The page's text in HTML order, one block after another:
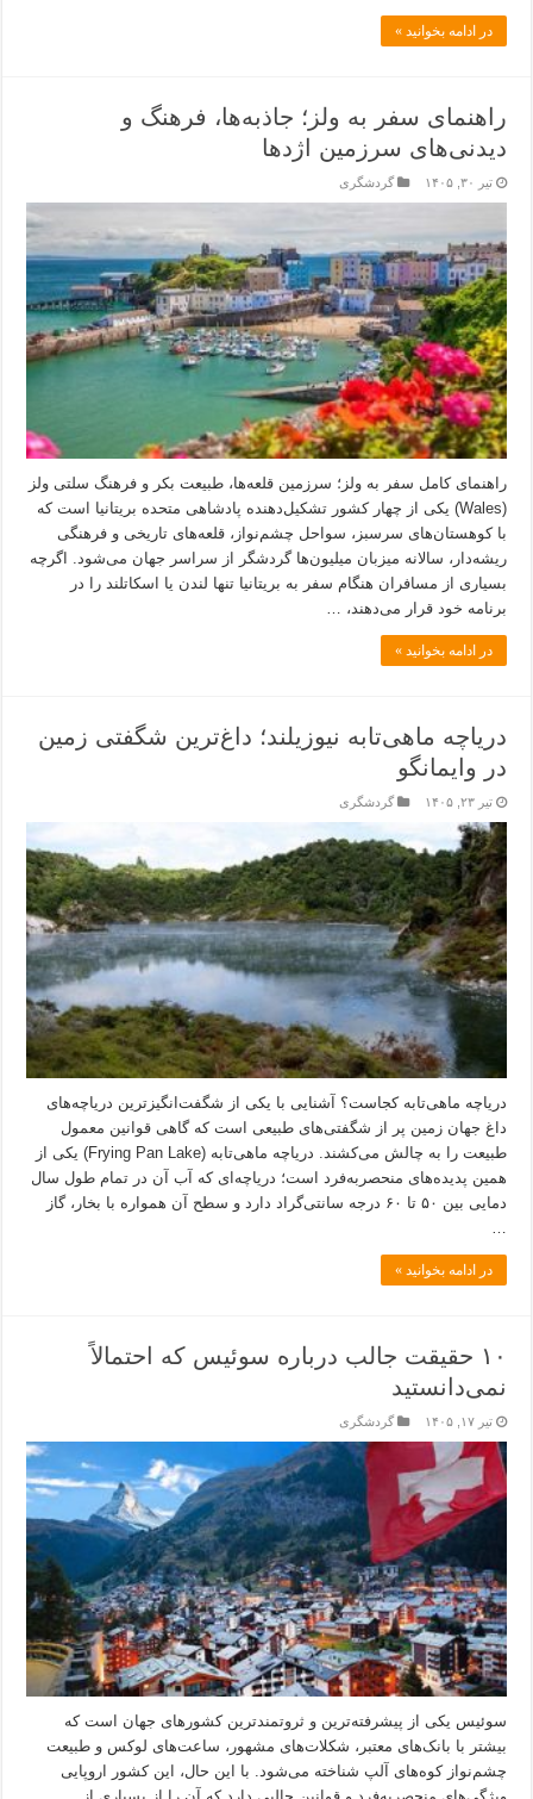
در ادامه بخوانید »
راهنمای سفر به ولز؛ جاذبه‌ها، فرهنگ و
دیدنی‌های سرزمین اژدها
تیر ۳۰, ۱۴۰۵ گردشگری
راهنمای کامل سفر به ولز؛ سرزمین قلعه‌ها، طبیعت بکر و فرهنگ سلتی ولز
(Wales) یکی از چهار کشور تشکیل‌دهنده پادشاهی متحده بریتانیا است که
با کوهستان‌های سرسبز، سواحل چشم‌نواز، قلعه‌های تاریخی و فرهنگی
ریشه‌دار، سالانه میزبان میلیون‌ها گردشگر از سراسر جهان می‌شود. اگرچه
بسیاری از مسافران هنگام سفر به بریتانیا تنها لندن یا اسکاتلند را در
برنامه خود قرار می‌دهند، …
در ادامه بخوانید »
دریاچه ماهی‌تابه نیوزیلند؛ داغ‌ترین شگفتی زمین
در وایمانگو
تیر ۲۳, ۱۴۰۵ گردشگری
دریاچه ماهی‌تابه کجاست؟ آشنایی با یکی از شگفت‌انگیزترین دریاچه‌های
داغ جهان زمین پر از شگفتی‌های طبیعی است که گاهی قوانین معمول
طبیعت را به چالش می‌کشند. دریاچه ماهی‌تابه (Frying Pan Lake) یکی از
همین پدیده‌های منحصربه‌فرد است؛ دریاچه‌ای که آب آن در تمام طول سال
دمایی بین ۵۰ تا ۶۰ درجه سانتی‌گراد دارد و سطح آن همواره با بخار، گاز
در ادامه بخوانید »
۱۰ حقیقت جالب درباره سوئیس که احتمالاً
نمی‌دانستید
تیر ۱۷, ۱۴۰۵ گردشگری
سوئیس یکی از پیشرفته‌ترین و ثروتمندترین کشورهای جهان است که
بیشتر با بانک‌های معتبر، شکلات‌های مشهور، ساعت‌های لوکس و طبیعت
چشم‌نواز کوه‌های آلپ شناخته می‌شود. با این حال، این کشور اروپایی